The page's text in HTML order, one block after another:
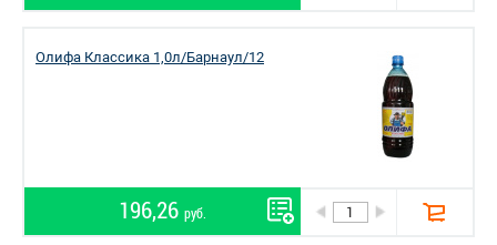
Олифа Классика 1,0л/Барнаул/12
196,26 руб.